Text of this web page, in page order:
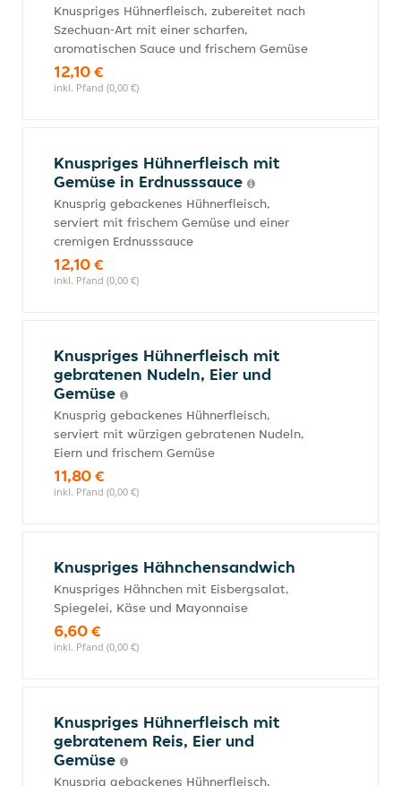
Knuspriges Hühnerfleisch, zubereitet nach
Szechuan-Art mit einer scharfen,
aromatischen Sauce und frischem Gemüse
12,10 €
inkl. Pfand (0,00 €)
Knuspriges Hühnerfleisch mit
Gemüse in Erdnusssauce
Knusprig gebackenes Hühnerfleisch,
serviert mit frischem Gemüse und einer
cremigen Erdnusssauce
12,10 €
inkl. Pfand (0,00 €)
Knuspriges Hühnerfleisch mit
gebratenen Nudeln, Eier und
Gemüse
Knusprig gebackenes Hühnerfleisch,
serviert mit würzigen gebratenen Nudeln,
Eiern und frischem Gemüse
11,80 €
inkl. Pfand (0,00 €)
Knuspriges Hähnchensandwich
Knuspriges Hähnchen mit Eisbergsalat,
Spiegelei, Käse und Mayonnaise
6,60 €
inkl. Pfand (0,00 €)
Knuspriges Hühnerfleisch mit
gebratenem Reis, Eier und
Gemüse
Knusprig gebackenes Hühnerfleisch,